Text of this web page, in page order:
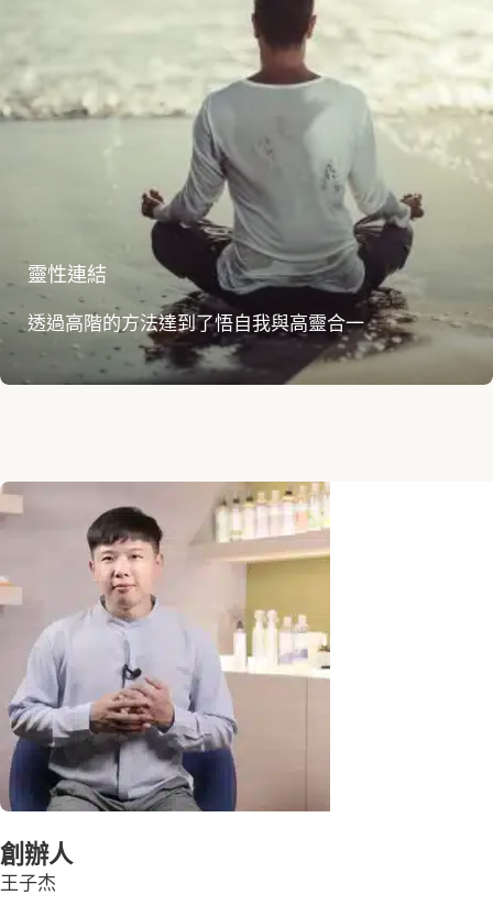
靈性連結
透過高階的方法達到了悟自我與高靈合一
創辦人
王子杰